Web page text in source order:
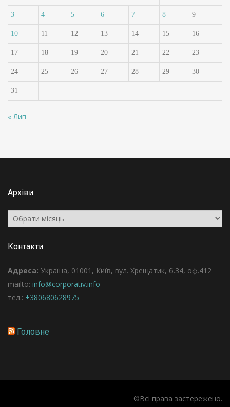
3 4 5 6 7 8 9
10 11 12 13 14 15 16
17 18 19 20 21 22 23
24 25 26 27 28 29 30
31
« Лип
Архіви
Архіви
Контакти
Адреса: Україна, 01001, Київ, вул. Хрещатик, б.34, оф.412
mailto: info@corporativ.info
тел.: +380680628975
Головне
©Всі права застережено.